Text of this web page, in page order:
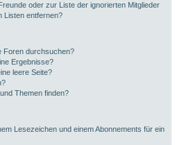
oder zur Liste der ignorierten Mitglieder
Listen entfernen?
Foren durchsuchen?
Ergebnisse?
leere Seite?
Themen finden?
Lesezeichen und einem Abonnements für ein